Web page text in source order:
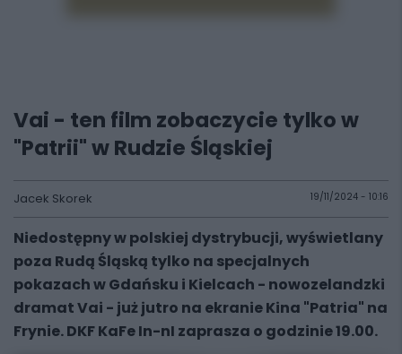
Vai - ten film zobaczycie tylko w
"Patrii" w Rudzie Śląskiej
Jacek Skorek 19/11/2024 - 10:16
Niedostępny w polskiej dystrybucji, wyświetlany
poza Rudą Śląską tylko na specjalnych
pokazach w Gdańsku i Kielcach - nowozelandzki
dramat Vai - już jutro na ekranie Kina "Patria" na
Frynie. DKF KaFe In-nI zaprasza o godzinie 19.00.